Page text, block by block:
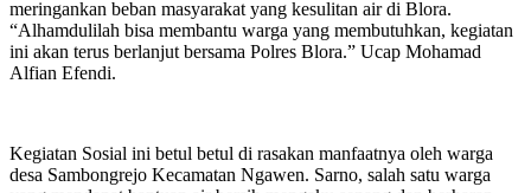
meringankan beban masyarakat yang kesulitan air di Blora.
“Alhamdulilah bisa membantu warga yang membutuhkan, kegiatan
ini akan terus berlanjut bersama Polres Blora.” Ucap Mohamad
Alfian Efendi.
Kegiatan Sosial ini betul betul di rasakan manfaatnya oleh warga
desa Sambongrejo Kecamatan Ngawen. Sarno, salah satu warga